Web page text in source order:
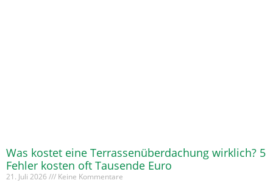
Was kostet eine Terrassenüberdachung wirklich? 5
Fehler kosten oft Tausende Euro
21. Juli 2026 Keine Kommentare